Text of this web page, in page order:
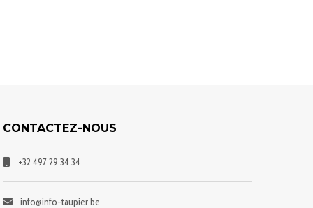
CONTACTEZ-NOUS
+32 497 29 34 34
info@info-taupier.be